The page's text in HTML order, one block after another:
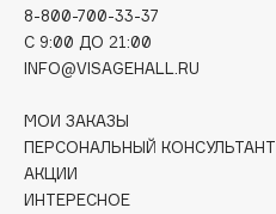
Clarins Precious
Clinique
Clive Christian
Club De Nuit
Collagenina
Consly
8-800-700-33-37
C 9:00 ДО 21:00
INFO@VISAGEHALL.RU
МОИ ЗАКАЗЫ
ПЕРСОНАЛЬНЫЙ КОНСУЛЬТАНТ
АКЦИИ
ИНТЕРЕСНОЕ